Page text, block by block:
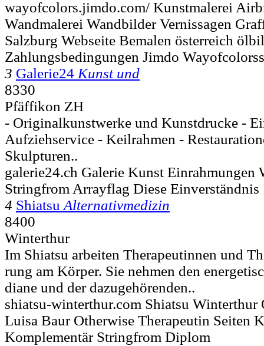
wayofcolors.jimdo.com/ Kunstmalerei
Wandmalerei Wandbilder Vernissagen
Salzburg Webseite Bemalen österreich
Zahlungsbedingungen Jimdo Wayofcolorss
3 Galerie24 Kunst und
8330
Pfäffikon ZH
- Originalkunstwerke und Kunstdrucke -
Aufziehservice - Keilrahmen -
Skulpturen..
galerie24.ch Galerie Kunst Einrahmungen
Stringfrom Arrayflag Diese Einverständnis
4 Shiatsu Alternativmedizin
8400
Winterthur
Im Shi­atsu ar­bei­ten The­ra­peu­tin­nen und
rung am Kör­per. Sie neh­men den
dia­ne und der da­zu­ge­hö­ren­den..
shiatsu-winterthur.com Shiatsu Winterthur
Luisa Baur Otherwise Therapeutin Seiten
Komplementär Stringfrom Diplom